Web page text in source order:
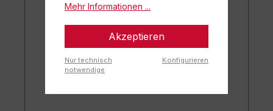
Mehr Informationen ...
Akzeptieren
Nur technisch
notwendige
Konfigurieren